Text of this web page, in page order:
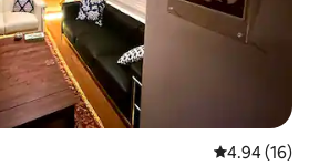
平均评分
4.94 (16)